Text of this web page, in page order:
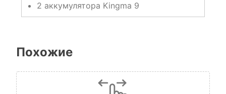
2 аккумулятора Kingma 9
Похожие